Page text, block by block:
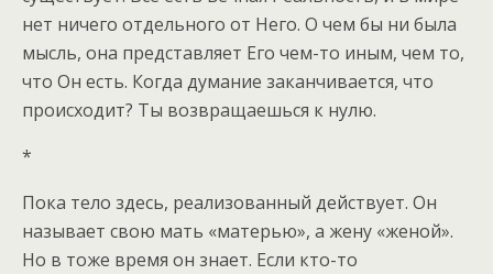
нет ничего отдельного от Него. О чем бы ни была
мысль, она представляет Его чем-то иным, чем то,
что Он есть. Когда думание заканчивается, что
происходит? Ты возвращаешься к нулю.
*
Пока тело здесь, реализованный действует. Он
называет свою мать «матерью», а жену «женой».
Но в тоже время он знает. Если кто-то